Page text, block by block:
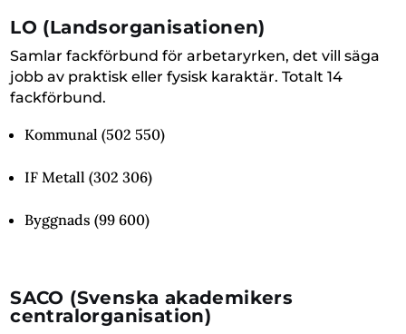
LO (Landsorganisationen)
Samlar fackförbund för arbetaryrken, det vill säga
jobb av praktisk eller fysisk karaktär. Totalt 14
fackförbund.
Kommunal (502 550)
IF Metall (302 306)
Byggnads (99 600)
SACO (Svenska akademikers
centralorganisation)